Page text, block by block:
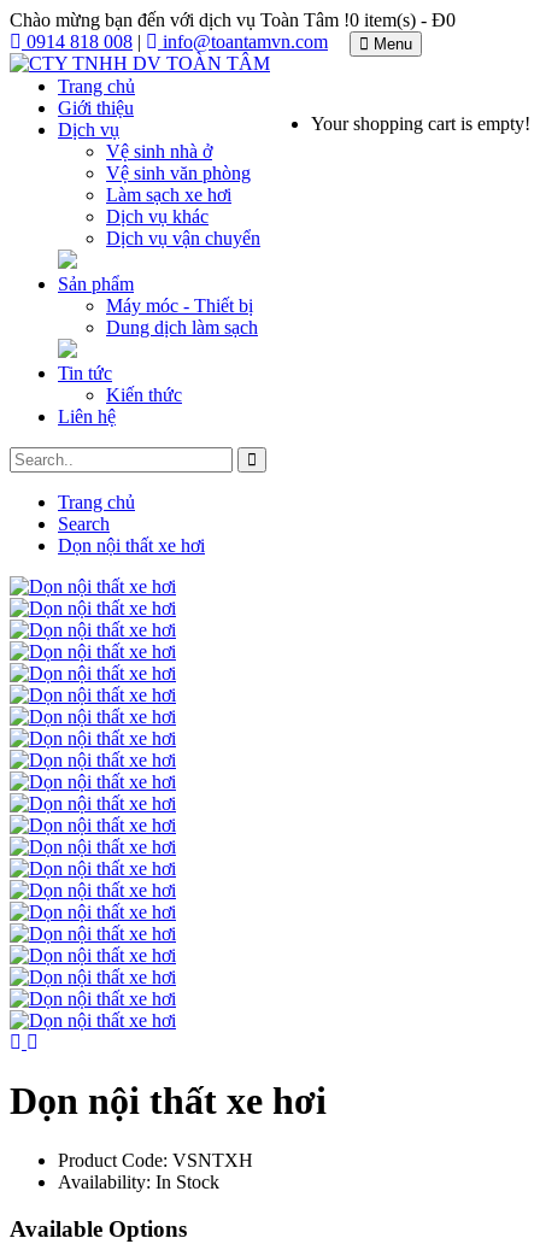
Chào mừng bạn đến với dịch vụ Toàn Tâm !
0914 818 008 | info@toantamvn.com
0 item(s) - Đ0
Your shopping cart is empty!
Menu
Trang chủ
Giới thiệu
Dịch vụ
Vệ sinh nhà ở
Vệ sinh văn phòng
Làm sạch xe hơi
Dịch vụ khác
Dịch vụ vận chuyển
Sản phẩm
Máy móc - Thiết bị
Dung dịch làm sạch
Tin tức
Kiến thức
Liên hệ
Trang chủ
Search
Dọn nội thất xe hơi
Dọn nội thất xe hơi
Product Code: VSNTXH
Availability: In Stock
Available Options